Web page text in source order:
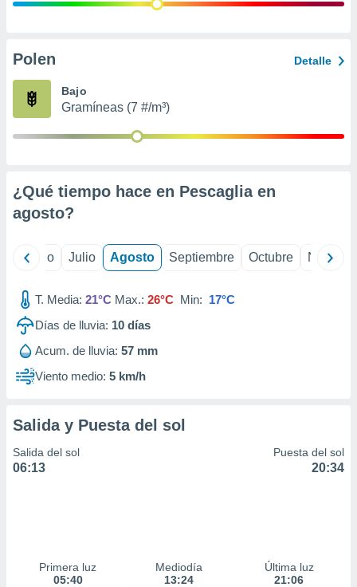
publicidad
de
Polen Detalle
Bajo
Gramíneas (7 #/m³)
¿Qué tiempo hace en Pescaglia en
agosto?
Junio Julio Agosto Septiembre Octubre
T. Media: 21°C Max.: 26°C Min: 17°C
Días de lluvia: 10 días
Acum. de lluvia: 57 mm
Viento medio: 5 km/h
Salida y Puesta del sol
Salida del sol
06:13
Puesta del sol
20:34
Primera luz
05:40
Mediodía
13:24
Última luz
21:06